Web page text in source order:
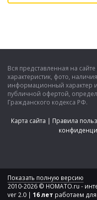
Вся представленная на
характеристик, фото,
информационный характер и
публичной офертой,
Гражданского кодекса РФ.
Карта сайта | Правила
Показать полную версию
2010-2026 © HOMATO.ru -
ver 2.0 | 16 лет работаем